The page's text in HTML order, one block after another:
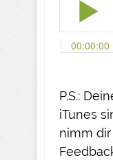
P.S.:
iTunes
nimm